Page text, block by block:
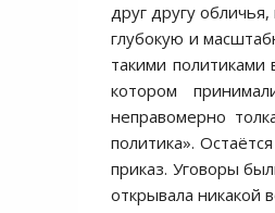
друг другу
глубокую и
такими
котором
неправомерно
политика».
приказ. Уговоры
открывала никакой